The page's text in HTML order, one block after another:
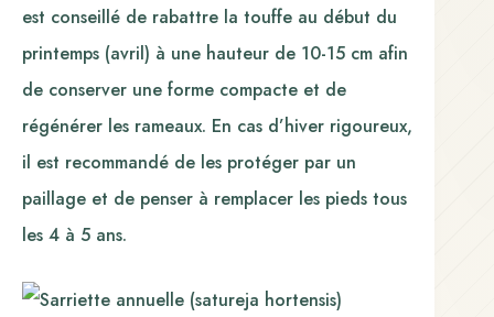
est conseillé de rabattre la touffe au début du
printemps (avril) à une hauteur de 10-15 cm afin
de conserver une forme compacte et de
régénérer les rameaux. En cas d’hiver rigoureux,
il est recommandé de les protéger par un
paillage et de penser à remplacer les pieds tous
les 4 à 5 ans.